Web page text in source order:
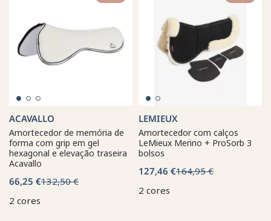
ACAVALLO
Amortecedor de memória de
forma com grip em gel
hexagonal e elevação traseira
Acavallo
66,25 €132,50 €
2 cores
LEMIEUX
Amortecedor com calços
LeMieux Merino + ProSorb 3
bolsos
127,46 €164,95 €
2 cores